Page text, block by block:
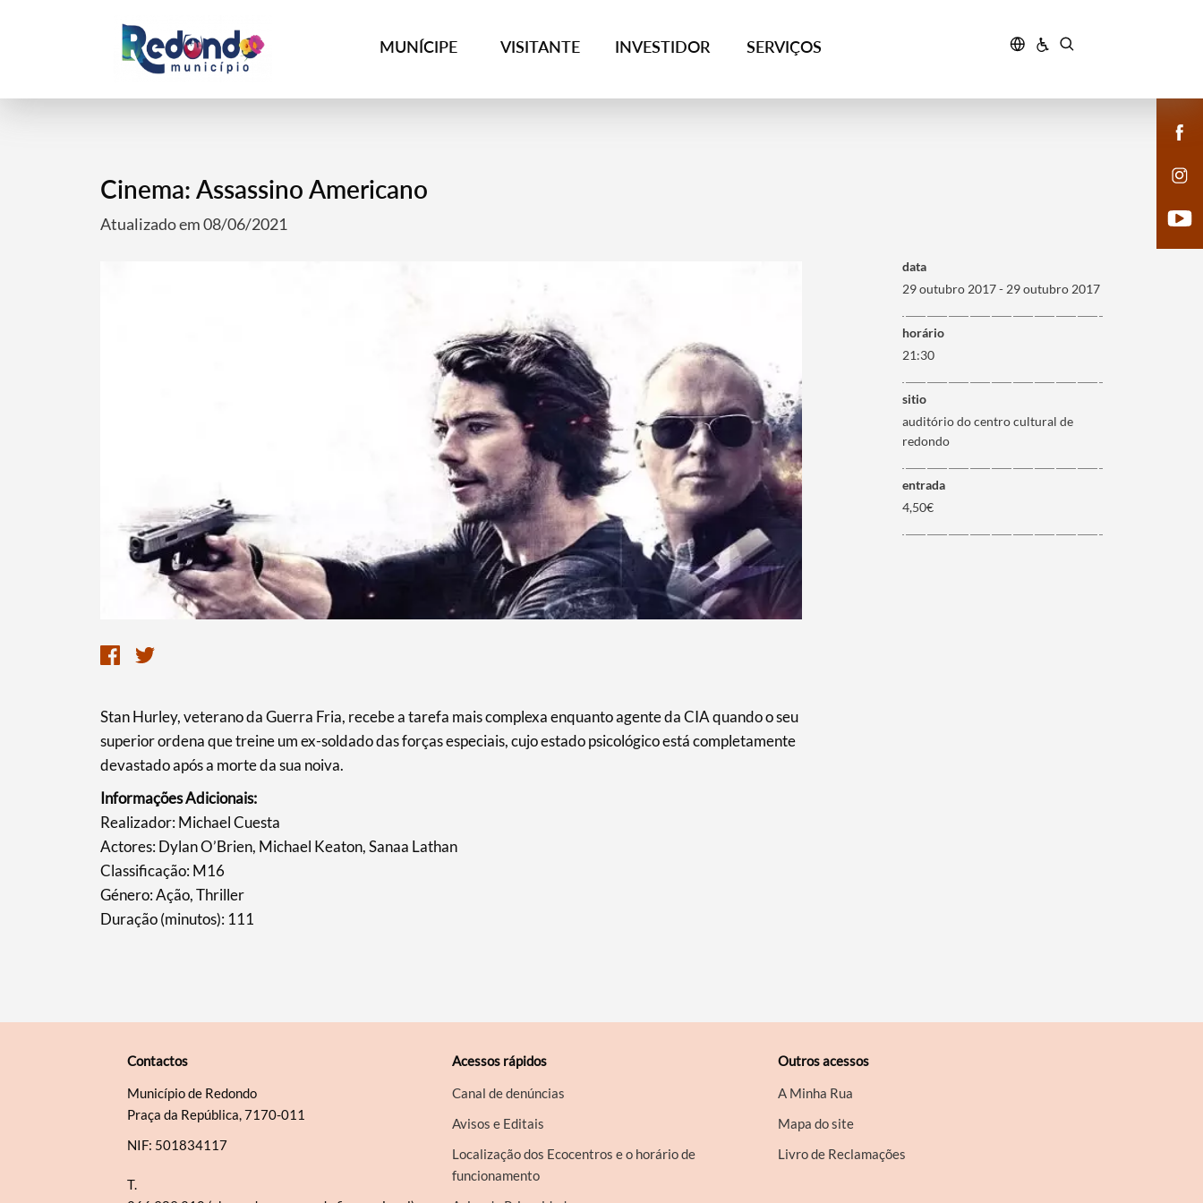
MUNÍCIPE VISITANTE INVESTIDOR SERVIÇOS
Termo de Pesquisa
Filtros
Cinema: Assassino Americano
Atualizado em 08/06/2021
Stan Hurley, veterano da Guerra Fria, recebe a tarefa mais complexa enquanto agente da CIA quando o seu
superior ordena que treine um ex-soldado das forças especiais, cujo estado psicológico está completamente
devastado após a morte da sua noiva.
Informações Adicionais:
​Realizador: Michael Cuesta
Actores: Dylan O’Brien, Michael Keaton, Sanaa Lathan
Classificação: M16
Género: Ação, Thriller
Duração (minutos): 111
data
29 outubro 2017 - 29 outubro 2017
horário
21:30
sitio
auditório do centro cultural de
redondo
entrada
4,50€
Contactos
Município de Redondo
Praça da República, 7170-011
NIF: 501834117
T.
Acessos rápidos
Canal de denúncias
Avisos e Editais
Localização dos Ecocentros e o horário de
funcionamento
Outros acessos
A Minha Rua
Mapa do site
Livro de Reclamações